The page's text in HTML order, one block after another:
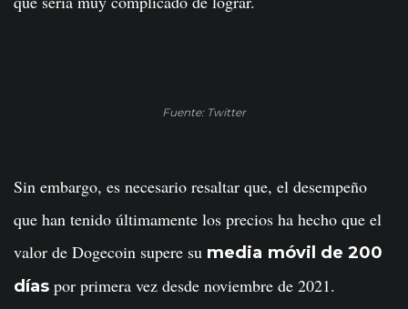
Fuente: Twitter
Sin embargo, es necesario resaltar que, el desempeño
que han tenido últimamente los precios ha hecho que el
valor de Dogecoin supere su media móvil de 200
días por primera vez desde noviembre de 2021.